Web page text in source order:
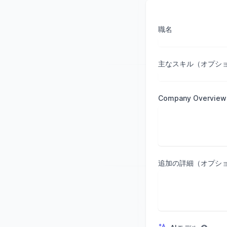
職名
主なスキル（オプシ
Company
追加の詳細（オプシ